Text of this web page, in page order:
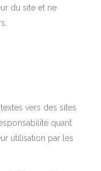
du site et ne
vers des sites
quant
utilisation par les